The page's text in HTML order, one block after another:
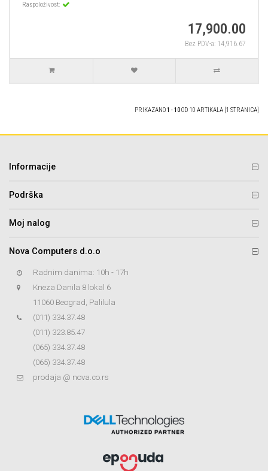
Raspoloživost:
17,900.00
Bez PDV-a: 14,916.67
PRIKAZANO1 - 10OD 10 ARTIKALA [1 STRANICA]
Informacije
Podrška
Moj nalog
Nova Computers d.o.o
Radnim danima: 10h - 17h
Kneza Danila 8 lokal 6
11060 Beograd, Palilula
(011) 334.37.48
(011) 323.85.47
(065) 334.37.48
(065) 334.37.48
prodaja @ nova.co.rs